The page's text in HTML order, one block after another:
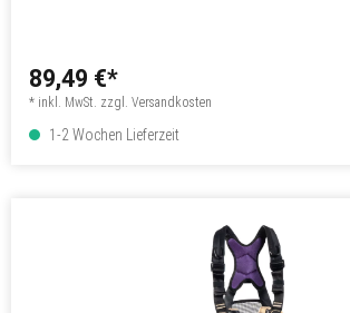
89,49 €*
* inkl. MwSt. zzgl. Versandkosten
1-2 Wochen Lieferzeit